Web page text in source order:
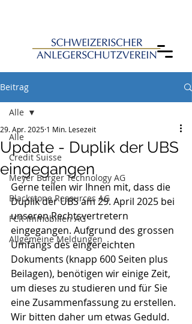
Beitrag
Alle
Credit Suisse
Meyer Burger Technology AG
Blackstone Resources AG
FCR Immobilien AG
Allgemeine Meldungen
Alle
Update - Duplik der UBS
eingegangen
29. Apr. 2025 1 Min. Lesezeit
Gerne teilen wir Ihnen mit, dass die
Duplik der UBS am 29. April 2025 bei
unseren Rechtsvertretern
eingegangen. Aufgrund des grossen
Umfangs des eingereichten
Dokuments (knapp 600 Seiten plus
Beilagen), benötigen wir einige Zeit,
um dieses zu studieren und für Sie
eine Zusammenfassung zu erstellen.
Wir bitten daher um etwas Geduld.